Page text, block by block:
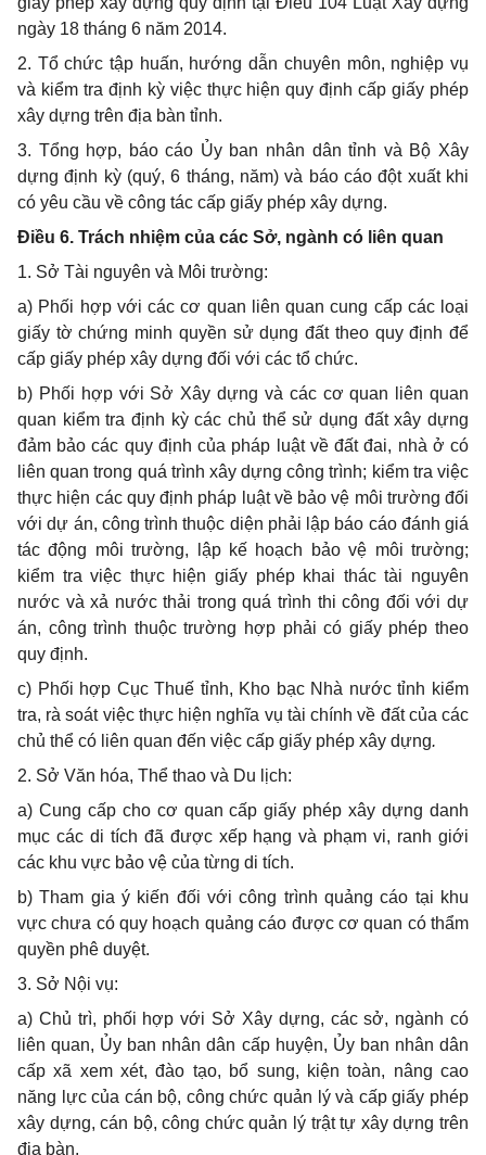
ngày 18 tháng 6 năm 2014.
2. Tổ chức tập huấn, hướng dẫn chuyên môn, nghiệp vụ
và kiểm tra định kỳ việc thực hiện quy định cấp giấy phép
xây dựng trên địa bàn tỉnh.
3. Tổng hợp, báo cáo Ủy ban nhân dân tỉnh và Bộ Xây
dựng định kỳ (quý, 6 tháng, năm) và báo cáo đột xuất khi
có yêu cầu về công tác cấp giấy phép xây dựng.
Điều 6. Trách nhiệm của các Sở, ngành có liên quan
1. Sở Tài nguyên và Môi trường:
a) Phối hợp với các cơ quan liên quan cung cấp các loại
giấy tờ chứng minh quyền sử dụng đất theo quy định để
cấp giấy phép xây dựng đối với các tổ chức.
b) Phối hợp với Sở Xây dựng và các cơ quan liên quan
quan kiểm tra định kỳ các chủ thể sử dụng đất xây dựng
đảm bảo các quy định của pháp luật về đất đai, nhà ở có
liên quan trong quá trình xây dựng công trình; kiểm tra việc
thực hiện các quy định pháp luật về bảo vệ môi trường đối
với dự án, công trình thuộc diện phải lập báo cáo đánh giá
tác động môi trường, lập kế hoạch bảo vệ môi trường;
kiểm tra việc thực hiện giấy phép khai thác tài nguyên
nước và xả nước thải trong quá trình thi công đối với dự
án, công trình thuộc trường hợp phải có giấy phép theo
quy định.
c) Phối hợp Cục Thuế tỉnh, Kho bạc Nhà nước tỉnh kiểm
tra, rà soát việc thực hiện nghĩa vụ tài chính về đất của các
chủ thể có liên quan đến việc cấp giấy phép xây dựng.
2. Sở Văn hóa, Thể thao và Du lịch:
a) Cung cấp cho cơ quan cấp giấy phép xây dựng danh
mục các di tích đã được xếp hạng và phạm vi, ranh giới
các khu vực bảo vệ của từng di tích.
b) Tham gia ý kiến đối với công trình quảng cáo tại khu
vực chưa có quy hoạch quảng cáo được cơ quan có thẩm
quyền phê duyệt.
3. Sở Nội vụ:
a) Chủ trì, phối hợp với Sở Xây dựng, các sở, ngành có
liên quan, Ủy ban nhân dân cấp huyện, Ủy ban nhân dân
cấp xã xem xét, đào tạo, bổ sung, kiện toàn, nâng cao
năng lực của cán bộ, công chức quản lý và cấp giấy phép
xây dựng, cán bộ, công chức quản lý trật tự xây dựng trên
địa bàn.